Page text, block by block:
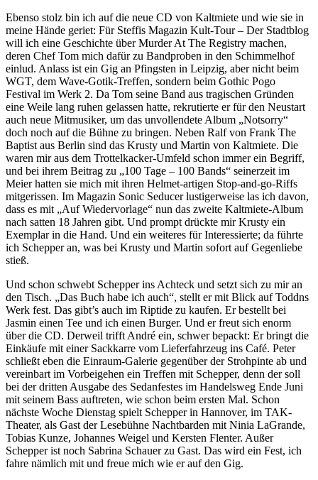
Ebenso stolz bin ich auf die neue CD von Kaltmiete und wie sie in
meine Hände geriet: Für Steffis Magazin Kult-Tour – Der Stadtblog
will ich eine Geschichte über Murder At The Registry machen,
deren Chef Tom mich dafür zu Bandproben in den Schimmelhof
einlud. Anlass ist ein Gig an Pfingsten in Leipzig, aber nicht beim
WGT, dem Wave-Gotik-Treffen, sondern beim Gothic Pogo
Festival im Werk 2. Da Tom seine Band aus tragischen Gründen
eine Weile lang ruhen gelassen hatte, rekrutierte er für den Neustart
auch neue Mitmusiker, um das unvollendete Album „Notsorry“
doch noch auf die Bühne zu bringen. Neben Ralf von Frank The
Baptist aus Berlin sind das Krusty und Martin von Kaltmiete. Die
waren mir aus dem Trottelkacker-Umfeld schon immer ein Begriff,
und bei ihrem Beitrag zu „100 Tage – 100 Bands“ seinerzeit im
Meier hatten sie mich mit ihren Helmet-artigen Stop-and-go-Riffs
mitgerissen. Im Magazin Sonic Seducer lustigerweise las ich davon,
dass es mit „Auf Wiedervorlage“ nun das zweite Kaltmiete-Album
nach satten 18 Jahren gibt. Und prompt drückte mir Krusty ein
Exemplar in die Hand. Und ein weiteres für Interessierte; da führte
ich Schepper an, was bei Krusty und Martin sofort auf Gegenliebe
stieß.
Und schon schwebt Schepper ins Achteck und setzt sich zu mir an
den Tisch. „Das Buch habe ich auch“, stellt er mit Blick auf Toddns
Werk fest. Das gibt’s auch im Riptide zu kaufen. Er bestellt bei
Jasmin einen Tee und ich einen Burger. Und er freut sich enorm
über die CD. Derweil trifft André ein, schwer bepackt: Er bringt die
Einkäufe mit einer Sackkarre vom Lieferfahrzeug ins Café. Peter
schließt eben die Einraum-Galerie gegenüber der Strohpinte ab und
vereinbart im Vorbeigehen ein Treffen mit Schepper, denn der soll
bei der dritten Ausgabe des Sedanfestes im Handelsweg Ende Juni
mit seinem Bass auftreten, wie schon beim ersten Mal. Schon
nächste Woche Dienstag spielt Schepper in Hannover, im TAK-
Theater, als Gast der Lesebühne Nachtbarden mit Ninia LaGrande,
Tobias Kunze, Johannes Weigel und Kersten Flenter. Außer
Schepper ist noch Sabrina Schauer zu Gast. Das wird ein Fest, ich
fahre nämlich mit und freue mich wie er auf den Gig.